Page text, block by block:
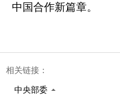
中国合作新篇章。
相关链接：
中央部委